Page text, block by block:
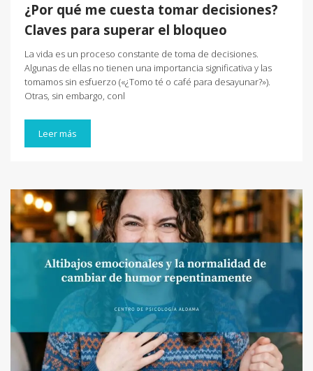
¿Por qué me cuesta tomar decisiones?
Claves para superar el bloqueo
La vida es un proceso constante de toma de decisiones.
Algunas de ellas no tienen una importancia significativa y las
tomamos sin esfuerzo («¿Tomo té o café para desayunar?»).
Otras, sin embargo, conl
Leer más